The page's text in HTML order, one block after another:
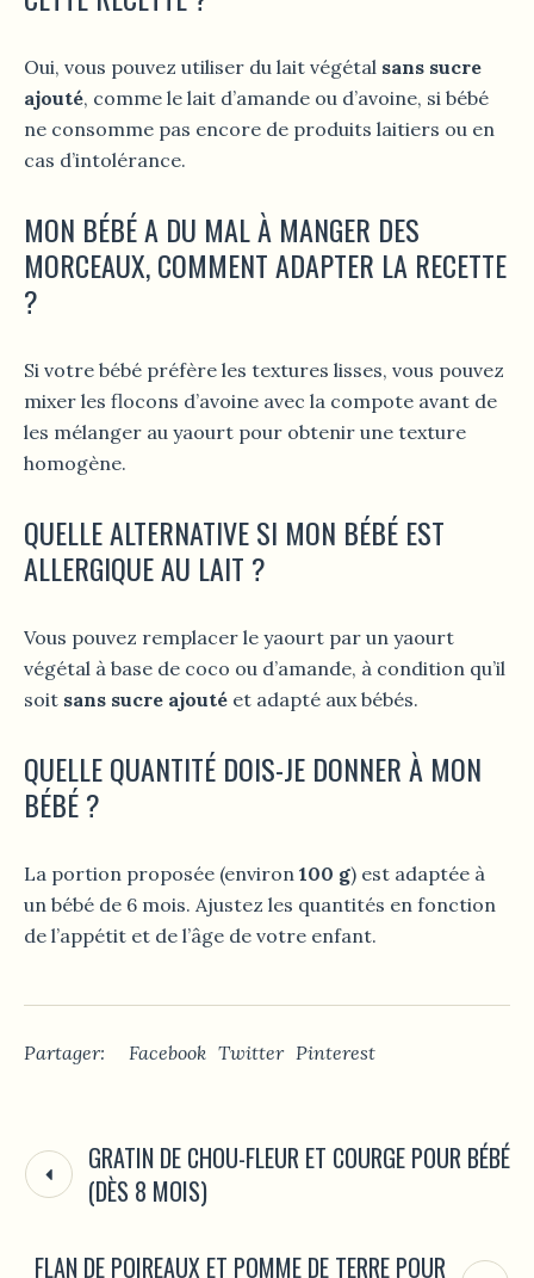
Oui, vous pouvez utiliser du lait végétal sans sucre
ajouté, comme le lait d’amande ou d’avoine, si bébé
ne consomme pas encore de produits laitiers ou en
cas d’intolérance.
MON BÉBÉ A DU MAL À MANGER DES
MORCEAUX, COMMENT ADAPTER LA RECETTE
?
Si votre bébé préfère les textures lisses, vous pouvez
mixer les flocons d’avoine avec la compote avant de
les mélanger au yaourt pour obtenir une texture
homogène.
QUELLE ALTERNATIVE SI MON BÉBÉ EST
ALLERGIQUE AU LAIT ?
Vous pouvez remplacer le yaourt par un yaourt
végétal à base de coco ou d’amande, à condition qu’il
soit sans sucre ajouté et adapté aux bébés.
QUELLE QUANTITÉ DOIS-JE DONNER À MON
BÉBÉ ?
La portion proposée (environ 100 g) est adaptée à
un bébé de 6 mois. Ajustez les quantités en fonction
de l’appétit et de l’âge de votre enfant.
Partager: Facebook Twitter Pinterest
GRATIN DE CHOU-FLEUR ET COURGE POUR BÉBÉ
(DÈS 8 MOIS)
FLAN DE POIREAUX ET POMME DE TERRE POUR